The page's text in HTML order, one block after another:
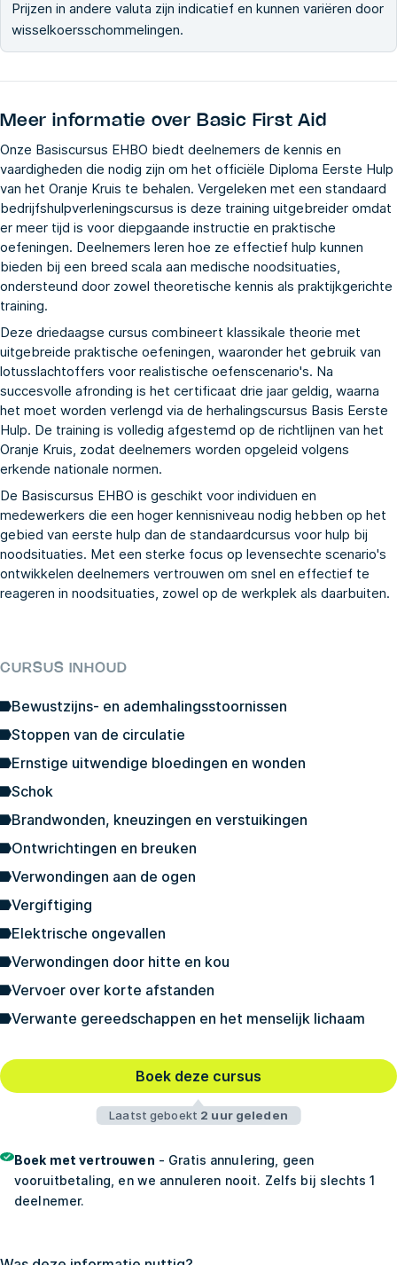
Prijzen in andere valuta zijn indicatief en kunnen variëren door
wisselkoersschommelingen.
Meer informatie over Basic First Aid
Onze Basiscursus EHBO biedt deelnemers de kennis en
vaardigheden die nodig zijn om het officiële Diploma Eerste Hulp
van het Oranje Kruis te behalen. Vergeleken met een standaard
bedrijfshulpverleningscursus is deze training uitgebreider omdat
er meer tijd is voor diepgaande instructie en praktische
oefeningen. Deelnemers leren hoe ze effectief hulp kunnen
bieden bij een breed scala aan medische noodsituaties,
ondersteund door zowel theoretische kennis als praktijkgerichte
training.
Deze driedaagse cursus combineert klassikale theorie met
uitgebreide praktische oefeningen, waaronder het gebruik van
lotusslachtoffers voor realistische oefenscenario's. Na
succesvolle afronding is het certificaat drie jaar geldig, waarna
het moet worden verlengd via de herhalingscursus Basis Eerste
Hulp. De training is volledig afgestemd op de richtlijnen van het
Oranje Kruis, zodat deelnemers worden opgeleid volgens
erkende nationale normen.
De Basiscursus EHBO is geschikt voor individuen en
medewerkers die een hoger kennisniveau nodig hebben op het
gebied van eerste hulp dan de standaardcursus voor hulp bij
noodsituaties. Met een sterke focus op levensechte scenario's
ontwikkelen deelnemers vertrouwen om snel en effectief te
reageren in noodsituaties, zowel op de werkplek als daarbuiten.
CURSUS INHOUD
Bewustzijns- en ademhalingsstoornissen
Stoppen van de circulatie
Ernstige uitwendige bloedingen en wonden
Schok
Brandwonden, kneuzingen en verstuikingen
Ontwrichtingen en breuken
Verwondingen aan de ogen
Vergiftiging
Elektrische ongevallen
Verwondingen door hitte en kou
Vervoer over korte afstanden
Verwante gereedschappen en het menselijk lichaam
Boek deze cursus
Laatst geboekt 2 uur geleden
Boek met vertrouwen - Gratis annulering, geen
vooruitbetaling, en we annuleren nooit. Zelfs bij slechts 1
deelnemer.